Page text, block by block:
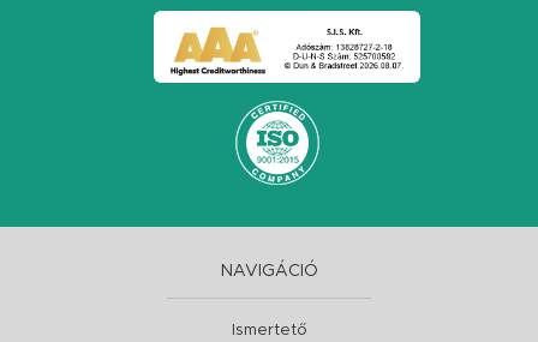
NAVIGÁCIÓ
Ismertető